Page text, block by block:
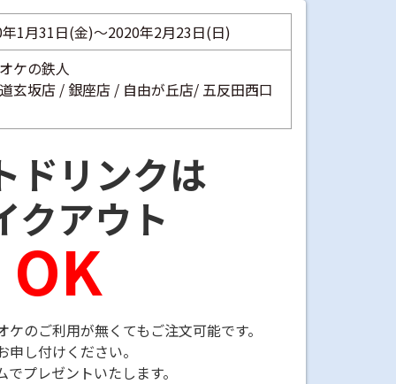
1月31日(金)～2020年2月23日(日)
ケの鉄人
玄坂店 / 銀座店 / 自由が丘店/ 五反田西口
ドリンクは
クアウト
OK
のご利用が無くてもご注文可能です。
し付けください。
プレゼントいたします。